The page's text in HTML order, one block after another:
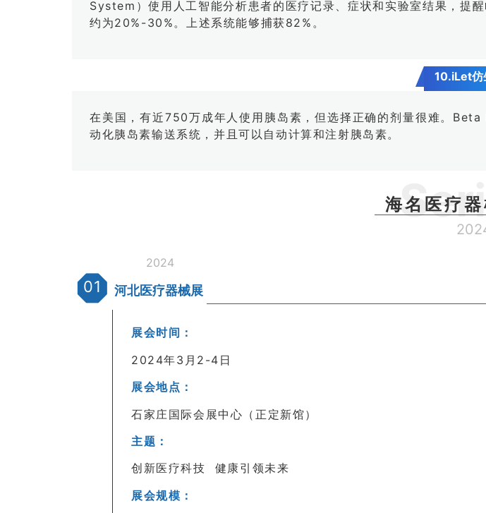
System）使用人工智能分析患者的医疗记录、症状和实验室结果，提
约为20%-30%。上述系统能够捕获82%。
10.iLet仿
在美国，有近750万成年人使用胰岛素，但选择正确的剂量很难。
动化胰岛素输送系统，并且可以自动计算和注射胰岛素。
海名医疗
01
2024
河北医疗器械展
展会时间：
2024年3月2-4日
展会地点：
石家庄国际会展中心（正定新馆）
主题：
创新医疗科技 健康引领未来
展会规模：